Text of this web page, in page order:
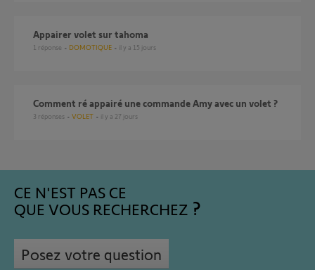
Appairer volet sur tahoma
1 réponse DOMOTIQUE il y a 15 jours
Comment ré appairé une commande Amy avec un volet ?
3 réponses VOLET il y a 27 jours
CE N'EST PAS CE
QUE VOUS RECHERCHEZ
Posez votre question